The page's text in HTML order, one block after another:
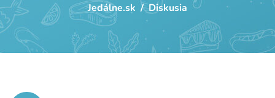
Jedálne.sk / Diskusia